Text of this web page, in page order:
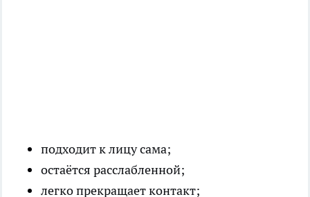
подходит к лицу сама;
остаётся расслабленной;
легко прекращает контакт;